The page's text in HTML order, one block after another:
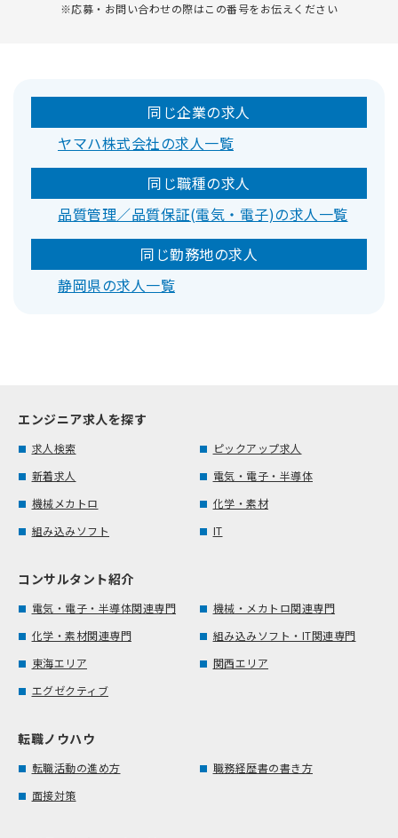
※応募・お問い合わせの際はこの番号をお伝えください
同じ企業の求人
ヤマハ株式会社の求人一覧
同じ職種の求人
品質管理／品質保証(電気・電子)の求人一覧
同じ勤務地の求人
静岡県の求人一覧
エンジニア求人を探す
求人検索
ピックアップ求人
新着求人
電気・電子・半導体
機械メカトロ
化学・素材
組み込みソフト
IT
コンサルタント紹介
電気・電子・半導体関連専門
機械・メカトロ関連専門
化学・素材関連専門
組み込みソフト・IT関連専門
東海エリア
関西エリア
エグゼクティブ
転職ノウハウ
転職活動の進め方
職務経歴書の書き方
面接対策